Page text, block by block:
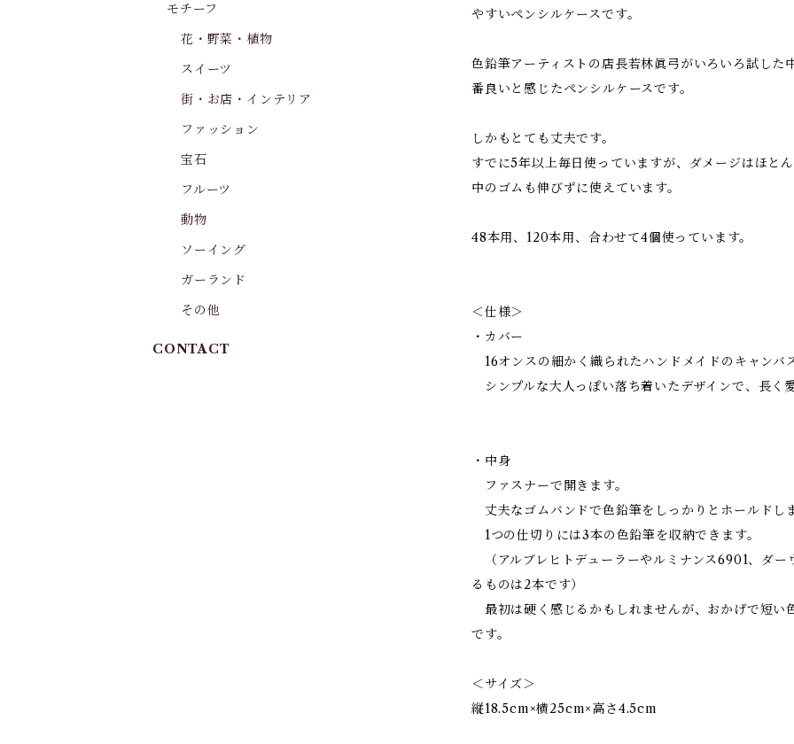
やすいペンシルケースです。
色鉛筆アーティストの店長若林眞弓がいろいろ試した
番良いと感じたペンシルケースです。
しかもとても丈夫です。
すでに5年以上毎日使っていますが、ダメージはほと
中のゴムも伸びずに使えています。
48本用、120本用、合わせて4個使っています。
＜仕様＞
・カバー
16オンスの細かく織られたハンドメイドのキャンバ
シンプルな大人っぽい落ち着いたデザインで、長く
・中身
ファスナーで開きます。
丈夫なゴムバンドで色鉛筆をしっかりとホールドし
1つの仕切りには3本の色鉛筆を収納できます。
（アルブレヒトデューラーやルミナンス6901、ダ
るものは2本です）
最初は硬く感じるかもしれませんが、おかげで短い
です。
＜サイズ＞
縦18.5cm×横25cm×高さ4.5cm
モチーフ
花・野菜・植物
スイーツ
街・お店・インテリア
ファッション
宝石
フルーツ
動物
ソーイング
ガーランド
その他
CONTACT